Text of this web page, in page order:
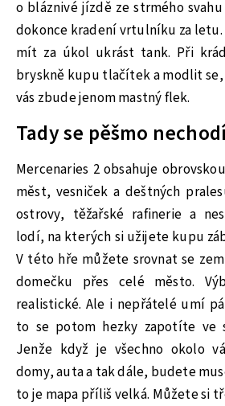
o bláznivé jízdě ze strmého
dokonce kradení vrtulníku za
mít za úkol ukrást tank. Při
bryskně kupu tlačítek a modlit se,
vás zbude jenom mastný flek.
Tady se pěšmo
Mercenaries 2 obsahuje
měst, vesniček a deštných
ostrovy, těžařské rafinerie a
lodí, na kterých si užijete kupu
V této hře můžete srovnat se
domečku přes celé město.
realistické. Ale i nepřátelé umí
to se potom hezky zapotíte ve
Jenže když je všechno okolo
domy, auta a tak dále, budete
to je mapa příliš velká. Můžete si